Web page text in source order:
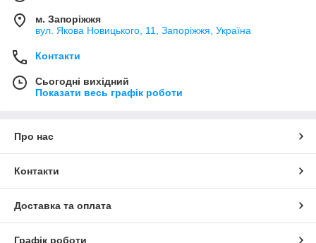
м. Запоріжжя
вул. Якова Новицького, 11, Запоріжжя, Україна
Контакти
Сьогодні вихідний
Показати весь графік роботи
Про нас
Контакти
Доставка та оплата
Графік роботи